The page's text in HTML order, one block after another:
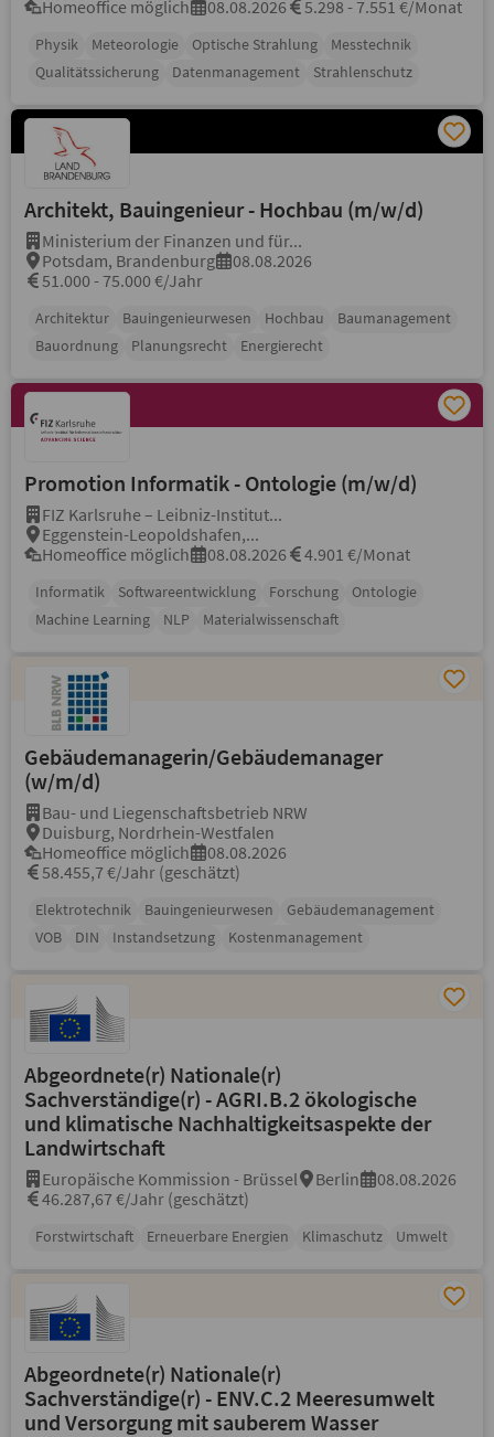
Homeoffice möglich
08.08.2026 5.298 - 7.551 €/Monat
Physik Meteorologie Optische Strahlung
Messtechnik
Qualitätssicherung
Datenmanagement Strahlenschutz
Architekt, Bauingenieur - Hochbau (m/w/d)
Ministerium der Finanzen und für...
Potsdam, Brandenburg
08.08.2026
51.000 - 75.000 €/Jahr
Architektur Bauingenieurwesen Hochbau
Baumanagement
Bauordnung
Planungsrecht Energierecht
Promotion Informatik - Ontologie (m/w/d)
FIZ Karlsruhe – Leibniz-Institut...
Eggenstein-Leopoldshafen,...
Homeoffice möglich
08.08.2026 4.901 €/Monat
Informatik Softwareentwicklung Forschung
Ontologie
Machine Learning
NLP Materialwissenschaft
Gebäudemanagerin/Gebäudemanager
(w/m/d)
Bau- und Liegenschaftsbetrieb NRW
Duisburg, Nordrhein-Westfalen
Homeoffice möglich
08.08.2026
58.455,7 €/Jahr (geschätzt)
Elektrotechnik Bauingenieurwesen
Gebäudemanagement
VOB
DIN Instandsetzung Kostenmanagement
Abgeordnete(r) Nationale(r)
Sachverständige(r) - AGRI.B.2 ökologische
und klimatische Nachhaltigkeitsaspekte der
Landwirtschaft
Europäische Kommission - Brüssel Berlin
08.08.2026
46.287,67 €/Jahr (geschätzt)
Forstwirtschaft Erneuerbare Energien Klimaschutz Umwelt
Abgeordnete(r) Nationale(r)
Sachverständige(r) - ENV.C.2 Meeresumwelt
und Versorgung mit sauberem Wasser